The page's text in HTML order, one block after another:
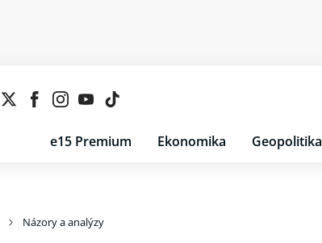
e15 Premium Ekonomika Geopolitika
Názory a analýzy